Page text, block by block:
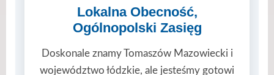
Lokalna Obecność,
Ogólnopolski Zasięg
Doskonale znamy Tomaszów Mazowiecki i
województwo łódzkie, ale jesteśmy gotowi